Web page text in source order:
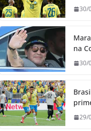
30/
na
30/
29/